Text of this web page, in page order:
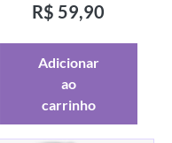
R$ 59,90
Adicionar
ao
carrinho